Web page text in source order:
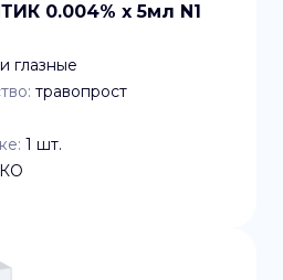
0.004% x 5мл N1
глазные
травопрост
1 шт.